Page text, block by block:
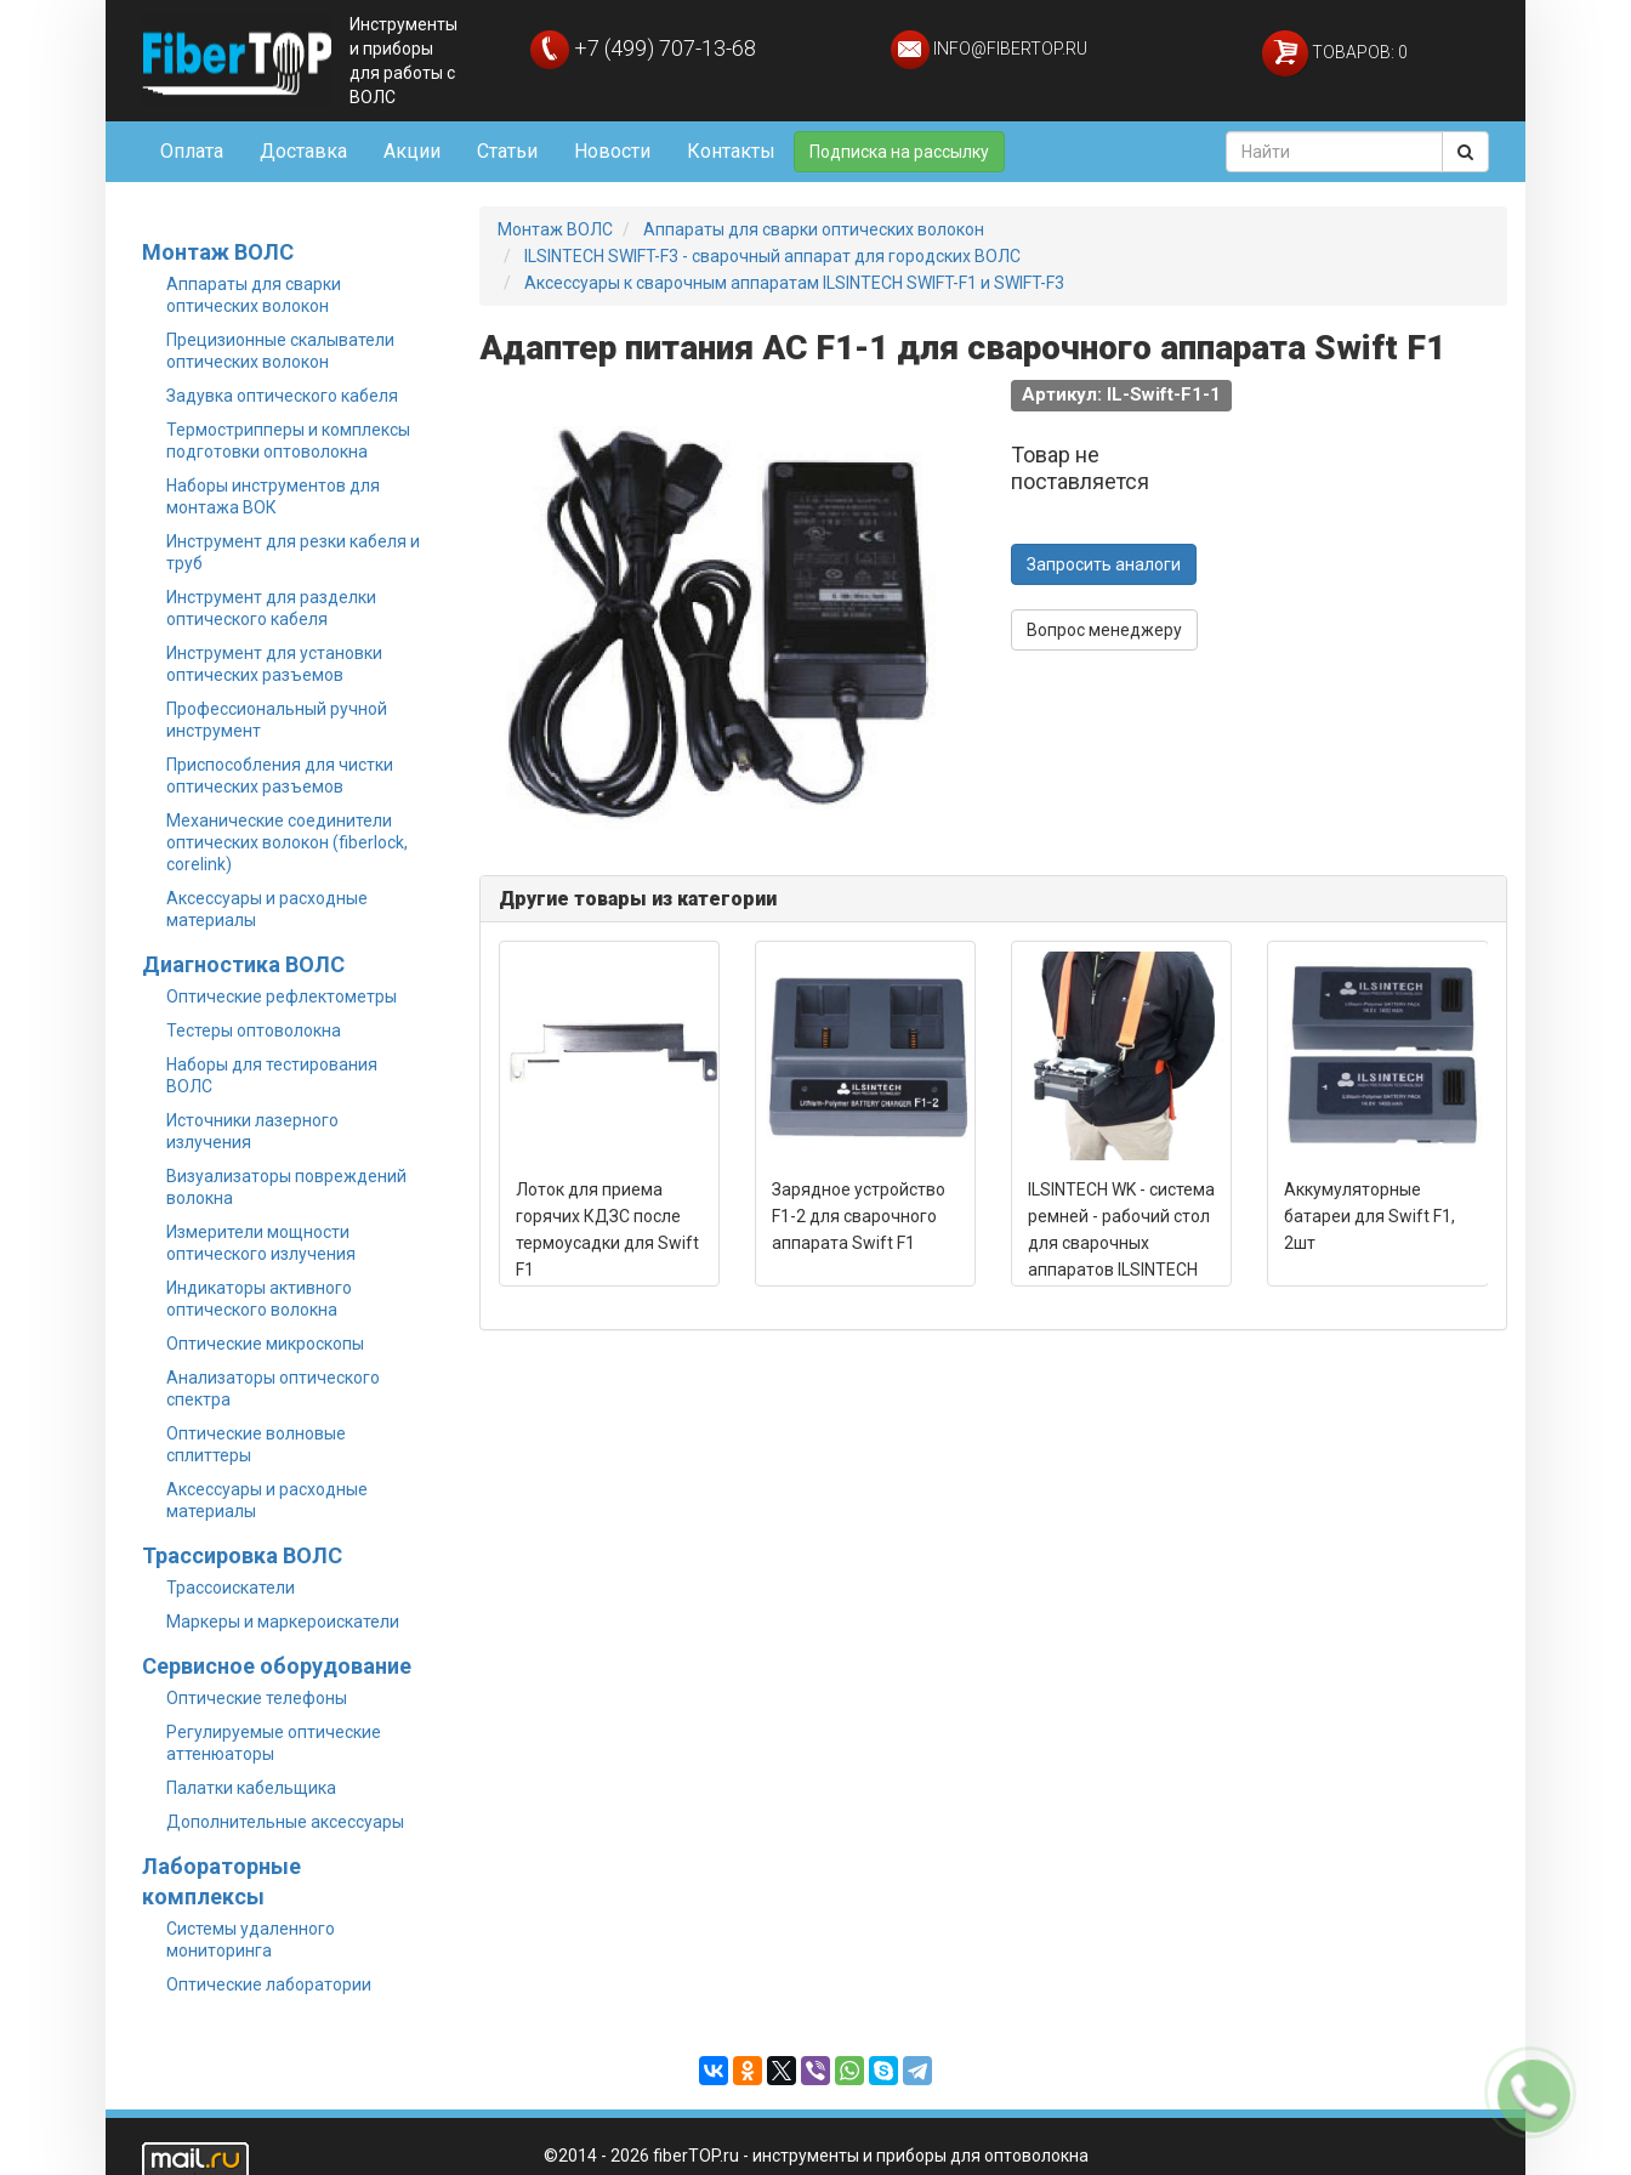
Инструменты
и приборы
для работы с
ВОЛС
+7 (499) 707-13-68 INFO@FIBERTOP.RU ТОВАРОВ: 0
Оплата Доставка Акции Статьи Новости Контакты Подписка на рассылку
Монтаж ВОЛС
Аппараты для сварки
оптических волокон
Прецизионные скалыватели
оптических волокон
Задувка оптического кабеля
Термострипперы и комплексы
подготовки оптоволокна
Наборы инструментов для
монтажа ВОК
Инструмент для резки кабеля и
труб
Инструмент для разделки
оптического кабеля
Инструмент для установки
оптических разъемов
Профессиональный ручной
инструмент
Приспособления для чистки
оптических разъемов
Механические соединители
оптических волокон (fiberlock,
corelink)
Аксессуары и расходные
материалы
Диагностика ВОЛС
Оптические рефлектометры
Тестеры оптоволокна
Наборы для тестирования
ВОЛС
Источники лазерного
излучения
Визуализаторы повреждений
волокна
Измерители мощности
оптического излучения
Индикаторы активного
оптического волокна
Оптические микроскопы
Анализаторы оптического
спектра
Оптические волновые
сплиттеры
Аксессуары и расходные
материалы
Трассировка ВОЛС
Трассоискатели
Маркеры и маркероискатели
Сервисное оборудование
Оптические телефоны
Регулируемые оптические
аттенюаторы
Палатки кабельщика
Дополнительные аксессуары
Лабораторные
комплексы
Системы удаленного
мониторинга
Оптические лаборатории
Монтаж ВОЛС
Аппараты для сварки оптических волокон
ILSINTECH SWIFT-F3 - сварочный аппарат для городских ВОЛС
Аксессуары к сварочным аппаратам ILSINTECH SWIFT-F1 и SWIFT-F3
Адаптер питания AC F1-1 для сварочного аппарата Swift F1
Артикул: IL-Swift-F1-1
Товар не
поставляется
Запросить аналоги
Вопрос менеджеру
Другие товары из категории
Лоток для приема
горячих КДЗС после
термоусадки для Swift
F1
Зарядное устройство
F1-2 для сварочного
аппарата Swift F1
ILSINTECH WK - система
ремней - рабочий стол
для сварочных
аппаратов ILSINTECH
Аккумуляторные
батареи для Swift F1,
2шт
©2014 - 2026 fiberTOP.ru - инструменты и приборы для оптоволокна
Заказать
звонок